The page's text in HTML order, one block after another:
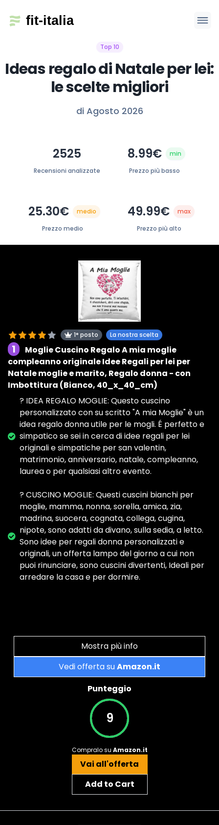
Top 10
Ideas regalo di Natale per lei:
le scelte migliori
di Agosto 2026
2525
Recensioni analizzate
8.99€ min
Prezzo più basso
25.30€ medio
Prezzo medio
49.99€ max
Prezzo più alto
1° posto La nostra scelta
1
Moglie Cuscino Regalo A mia moglie
compleanno originale Idee Regali per lei per
Natale moglie e marito, Regalo donna - con
Imbottitura (Bianco, 40_x_40_cm)
? IDEA REGALO MOGLIE: Questo cuscino
personalizzato con su scritto "A mia Moglie" è un
idea regalo donna utile per le mogli. É perfetto e
simpatico se sei in cerca di idee regali per lei
originali e simpatiche per san valentin,
matrimonio, anniversario, natale, compleanno,
laurea o per qualsiasi altro evento.
? CUSCINO MOGLIE: Questi cuscini bianchi per
moglie, mamma, nonna, sorella, amica, zia,
madrina, suocera, cognata, collega, cugina,
nipote, sono adatti da divano, sulla sedia, a letto.
Sono idee per regali donna personalizzati e
originali, un offerta lampo del giorno a cui non
puoi rinunciare, sono cuscini divertenti, Ideali per
arredare la casa e per dormire.
Mostra più info
Vedi offerta suAmazon.it
Punteggio
9
Compralo su Amazon.it
Vai all'offerta
Add to Cart